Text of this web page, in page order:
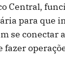
Central,
para que
se conectar
fazer